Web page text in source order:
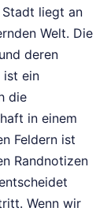
liegt an
Welt. Die
deren
ist ein
die
in einem
Feldern ist
Randnotizen
Wenn wir